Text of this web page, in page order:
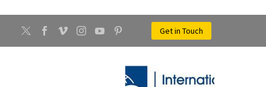
Get in Touch